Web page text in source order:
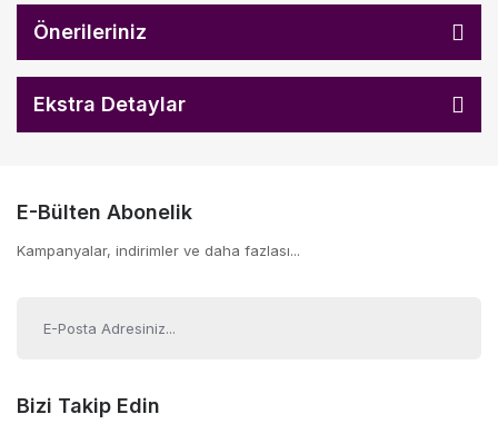
Önerileriniz
Ekstra Detaylar
E-Bülten Abonelik
Kampanyalar, indirimler ve daha fazlası...
Bizi Takip Edin